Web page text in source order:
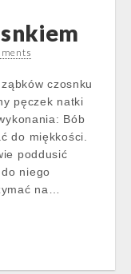
czosnku
pęczek natki
Bób
do miękkości.
poddusić
niego
na…